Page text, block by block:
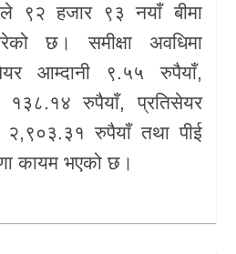
९२ हजार ९३ नयाँ बीमा
छ। समीक्षा अवधिमा
आम्दानी ९.५५ रुपैयाँ,
१३८.१४ रुपैयाँ, प्रतिसेयर
२,९०३.३१ रुपैयाँ तथा पीई
कायम भएको छ।